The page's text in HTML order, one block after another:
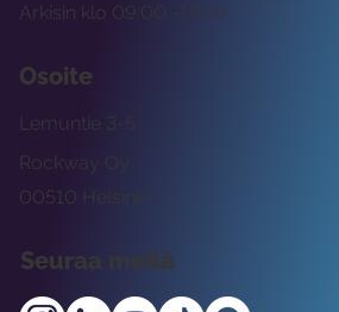
Arkisin klo 09:00 -15:00
Osoite
Rockway Oy
Lemuntie 3-5
00510 Helsinki
Seuraa meitä